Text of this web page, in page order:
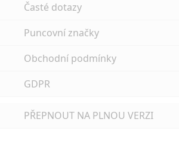
Časté dotazy
Puncovní značky
Obchodní podmínky
GDPR
PŘEPNOUT NA PLNOU VERZI